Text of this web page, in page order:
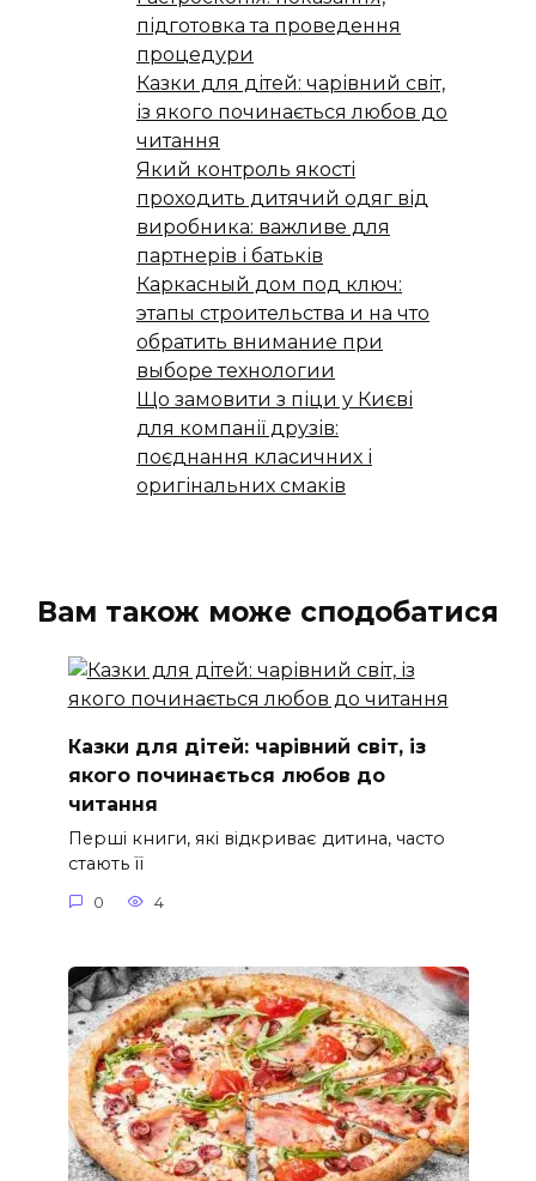
підготовка та проведення
процедури
Казки для дітей: чарівний світ,
із якого починається любов до
читання
Який контроль якості
проходить дитячий одяг від
виробника: важливе для
партнерів і батьків
Каркасный дом под ключ:
этапы строительства и на что
обратить внимание при
выборе технологии
Що замовити з піци у Києві
для компанії друзів:
поєднання класичних і
оригінальних смаків
Вам також може сподобатися
Казки для дітей: чарівний світ, із
якого починається любов до
читання
Перші книги, які відкриває дитина, часто
стають її
0 4